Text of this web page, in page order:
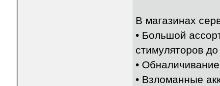
В магазинах
• Большой
стимуляторов
•
• Взломанные